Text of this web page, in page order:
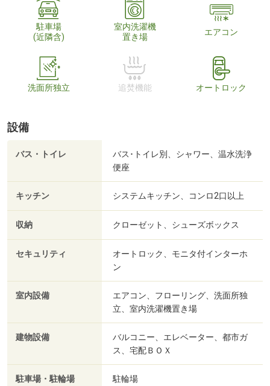
駐車場
(近隣含)
室内洗濯機
置き場
エアコン
洗面所独立 追焚機能 オートロック
設備
バス・トイレ
バス･トイレ別、シャワー、温水洗浄
便座
キッチン システムキッチン、コンロ2口以上
収納 クローゼット、シューズボックス
セキュリティ
オートロック、モニタ付インターホ
ン
室内設備
エアコン、フローリング、洗面所独
立、室内洗濯機置き場
建物設備
バルコニー、エレベーター、都市ガ
ス、宅配ＢＯＸ
駐車場・駐輪場 駐輪場